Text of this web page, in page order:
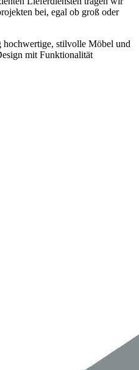
bei, egal ob groß oder
stilvolle Möbel und
mit Funktionalität